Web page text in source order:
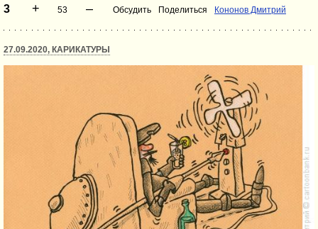
3 + 53 – Обсудить Поделиться Кононов Дмитрий
27.09.2020, КАРИКАТУРЫ